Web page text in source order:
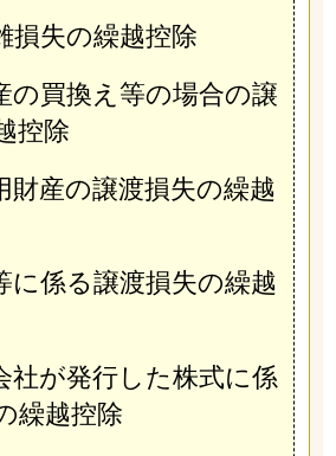
損失の繰越控除
の買換え等の場合の譲
控除
財産の譲渡損失の繰越
に係る譲渡損失の繰越
社が発行した株式に係
繰越控除